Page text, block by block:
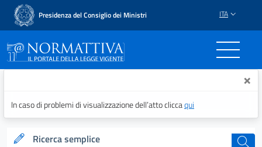
Presidenza del Consiglio dei Ministri ITA
Normattiva - Il portale ×
In caso di problemi di visualizzazione dell’atto cliccaqui
Ricerca semplice cerca